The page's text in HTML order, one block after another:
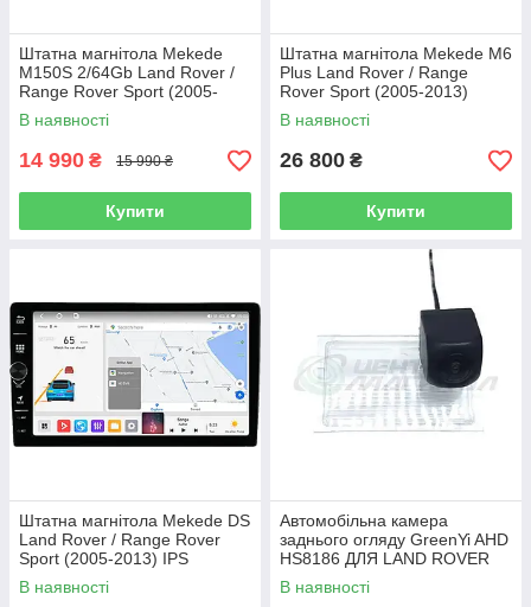
Штатна магнітола Mekede
M150S 2/64Gb Land Rover /
Range Rover Sport (2005-
2013) QleD
В наявності
14 990 ₴ 15 990 ₴
Купити
Штатна магнітола Mekede M6
Plus Land Rover / Range
Rover Sport (2005-2013)
CarPlay QleD
В наявності
26 800 ₴
Купити
Штатна магнітола Mekede DS
Land Rover / Range Rover
Sport (2005-2013) IPS
В наявності
Автомобільна камера
заднього огляду GreenYi AHD
HS8186 ДЛЯ LAND ROVER
FREELANDER 2/LAND
ROVER SPORT/DISCOVERY
В наявності